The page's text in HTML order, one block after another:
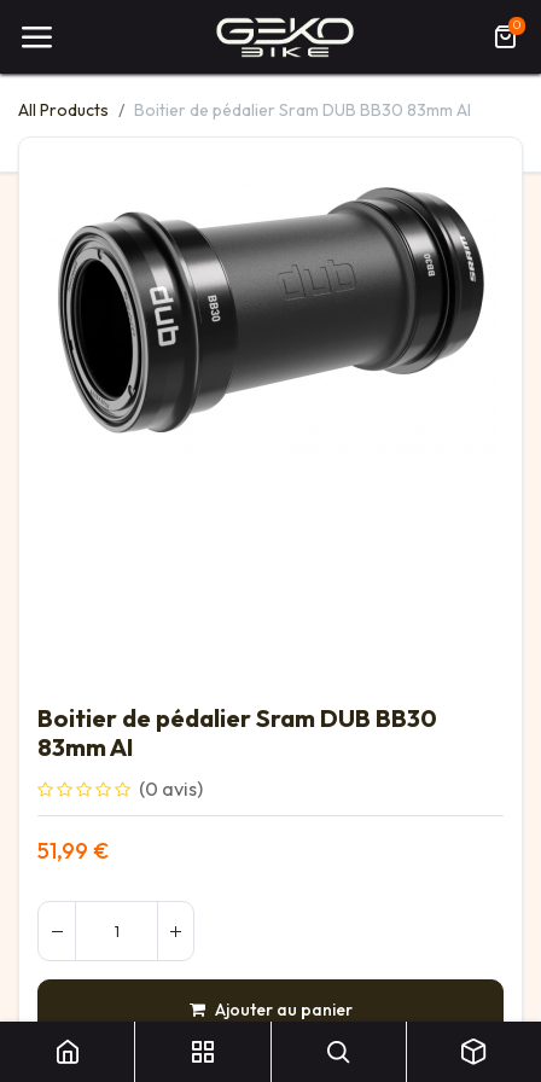
0
All Products Boitier de pédalier Sram DUB BB30 83mm AI
Boitier de pédalier Sram DUB BB30
83mm AI
(0 avis)
51,99 €
Ajouter au panier